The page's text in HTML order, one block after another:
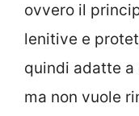
ovvero il
lenitive e
quindi adatte a
ma non vuole